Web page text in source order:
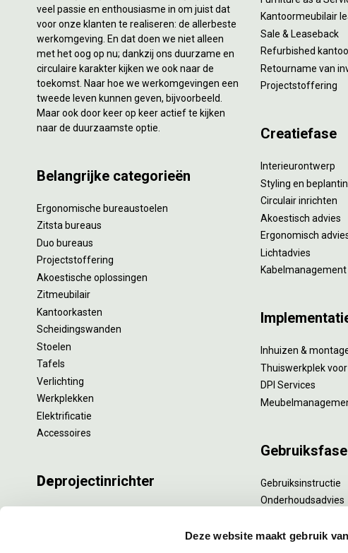
Deze website maakt gebruik
veel passie en enthousiasme in om juist dat
voor onze klanten te realiseren: de allerbeste
werkomgeving. En dat doen we niet alleen
met het oog op nu; dankzij ons duurzame en
circulaire karakter kijken we ook naar de
toekomst. Naar hoe we werkomgevingen een
tweede leven kunnen geven, bijvoorbeeld.
Maar ook door keer op keer actief te kijken
naar de duurzaamste optie.
Belangrijke categorieën
Ergonomische bureaustoelen
Zitsta bureaus
Duo bureaus
Projectstoffering
Akoestische oplossingen
Zitmeubilair
Kantoorkasten
Scheidingswanden
Stoelen
Tafels
Verlichting
Werkplekken
Elektrificatie
Accessoires
Deprojectinrichter
Kantoormeubilair
Sale & Leaseback
Refurbished
Retourname van
Projectstoffering
Creatiefase
Interieurontwerp
Styling en
Circulair inrichten
Akoestisch advies
Ergonomisch
Lichtadvies
Kabelmanagement
Inhuizen &
Thuiswerkplek voor
DPI Services
Gebruiksfase
Gebruiksinstructie
Onderhoudsadvies
Specialistische